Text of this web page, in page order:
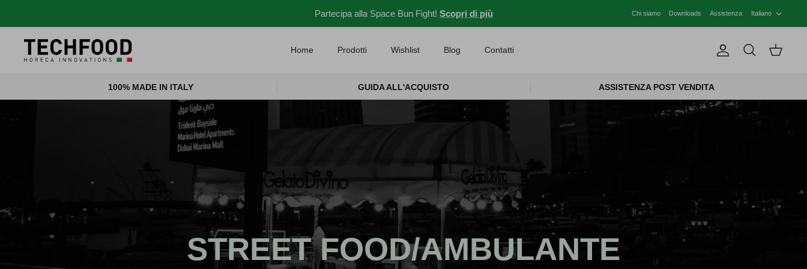
Partecipa alla Space Bun Fight! Scopri di più Chi siamo Downloads Assistenza Italiano
Home Prodotti Wishlist Blog Contatti Account
Cerca Carrello
100% MADE IN ITALY GUIDA ALL'ACQUISTO ASSISTENZA POST VENDITA
STREET FOOD/AMBULANTE